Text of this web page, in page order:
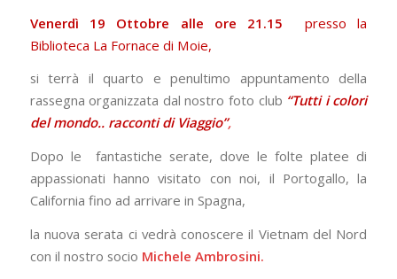
Venerdì 19 Ottobre alle ore 21.15
presso la
Biblioteca La Fornace di Moie,
si terrà il quarto e penultimo appuntamento della
rassegna organizzata dal nostro foto club “Tutti i colori
del mondo.. racconti di Viaggio”,
Dopo le fantastiche serate, dove le folte platee di
appassionati hanno visitato con noi, il Portogallo, la
California fino ad arrivare in Spagna,
la nuova serata ci vedrà conoscere il Vietnam del Nord
con il nostro socio Michele Ambrosini.